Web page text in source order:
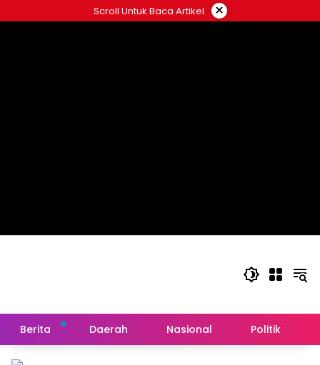
ke
Scroll Untuk Baca Artikel ×
Berita Daerah Nasional Politik